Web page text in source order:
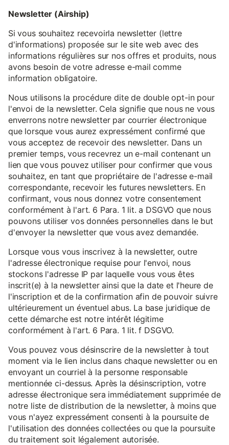
Newsletter (Airship)
Si vous souhaitez recevoirla newsletter (lettre
d'informations) proposée sur le site web avec des
informations régulières sur nos offres et produits, nous
avons besoin de votre adresse e-mail comme
information obligatoire.
Nous utilisons la procédure dite de double opt-in pour
l'envoi de la newsletter. Cela signifie que nous ne vous
enverrons notre newsletter par courrier électronique
que lorsque vous aurez expressément confirmé que
vous acceptez de recevoir des newsletter. Dans un
premier temps, vous recevrez un e-mail contenant un
lien que vous pouvez utiliser pour confirmer que vous
souhaitez, en tant que propriétaire de l'adresse e-mail
correspondante, recevoir les futures newsletters. En
confirmant, vous nous donnez votre consentement
conformément à l'art. 6 Para. 1 lit. a DSGVO que nous
pouvons utiliser vos données personnelles dans le but
d'envoyer la newsletter que vous avez demandée.
Lorsque vous vous inscrivez à la newsletter, outre
l'adresse électronique requise pour l'envoi, nous
stockons l'adresse IP par laquelle vous vous êtes
inscrit(e) à la newsletter ainsi que la date et l'heure de
l'inscription et de la confirmation afin de pouvoir suivre
ultérieurement un éventuel abus. La base juridique de
cette démarche est notre intérêt légitime
conformément à l'art. 6 Para. 1 lit. f DSGVO.
Vous pouvez vous désinscrire de la newsletter à tout
moment via le lien inclus dans chaque newsletter ou en
envoyant un courriel à la personne responsable
mentionnée ci-dessus. Après la désinscription, votre
adresse électronique sera immédiatement supprimée de
notre liste de distribution de la newsletter, à moins que
vous n'ayez expressément consenti à la poursuite de
l'utilisation des données collectées ou que la poursuite
du traitement soit légalement autorisée.